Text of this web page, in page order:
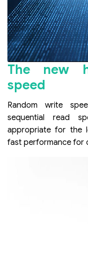
The new
speed
Random write
sequential read
appropriate for the
fast performance for